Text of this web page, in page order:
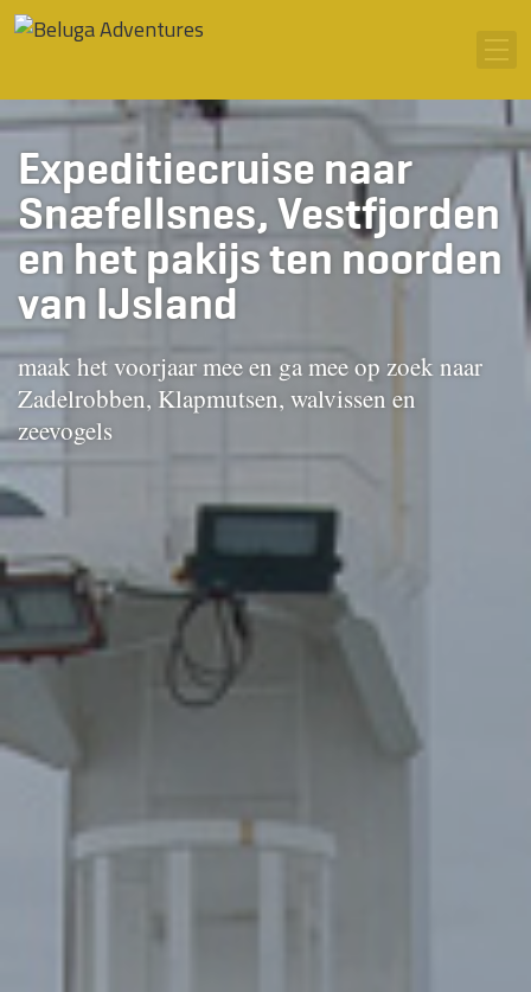
Ga naar inhoud
Expeditiecruise naar
Snæfellsnes, Vestfjorden
en het pakijs ten noorden
van IJsland
maak het voorjaar mee en ga mee op zoek naar
Zadelrobben, Klapmutsen, walvissen en
zeevogels